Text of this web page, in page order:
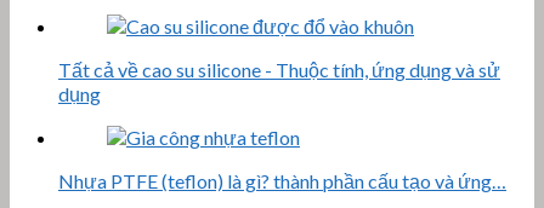
Tất cả về cao su silicone - Thuộc tính, ứng dụng và sử
dụng
Nhựa PTFE (teflon) là gì? thành phần cấu tạo và ứng…